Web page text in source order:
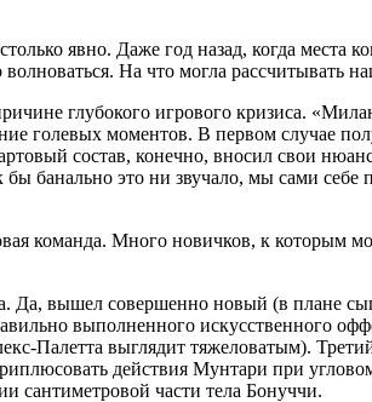
явно. Даже год назад, когда места
На что могла рассчитывать
глубокого игрового кризиса.
голевых моментов. В первом случае
состав, конечно, вносил свои
банально это ни звучало, мы сами себе
команда. Много новичков, к которым
Да, вышел совершенно новый (в плане
выполненного искусственного
Палетта выглядит тяжеловатым).
действия Мунтари при
сантиметровой части тела Бонуччи.